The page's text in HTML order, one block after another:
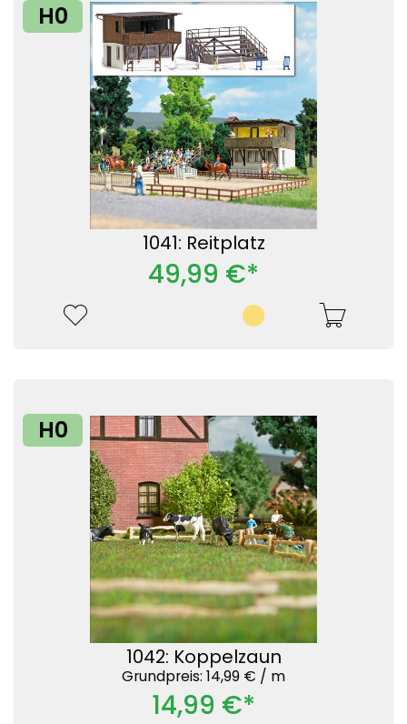
H0
1041: Reitplatz
49,99 €*
H0
1042: Koppelzaun
Grundpreis: 14,99 € / m
14,99 €*